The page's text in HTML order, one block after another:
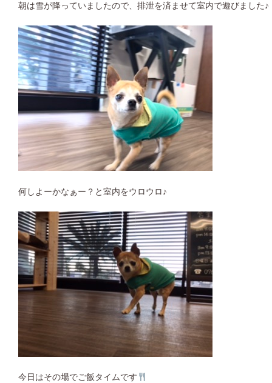
朝は雪が降っていましたので、排泄を済ませて室内で遊びました♪
何しよーかなぁー？と室内をウロウロ♪
今日はその場でご飯タイムです